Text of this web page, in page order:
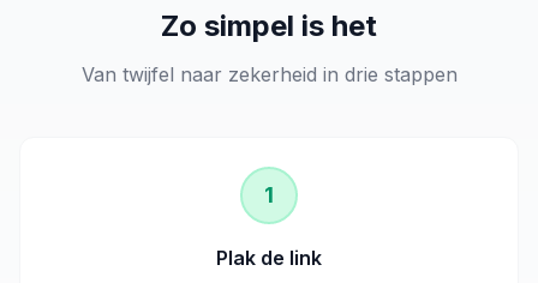
Zo simpel is het
Van twijfel naar zekerheid in drie stappen
1
Plak de link